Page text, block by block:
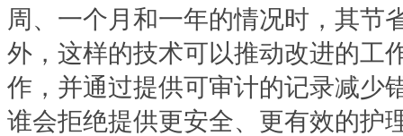
周、一个月和一年的情况时，其节
外，这样的技术可以推动改进的工
作，并通过提供可审计的记录减少
谁会拒绝提供更安全、更有效的护